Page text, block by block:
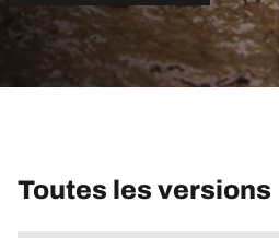
Toutes les versions